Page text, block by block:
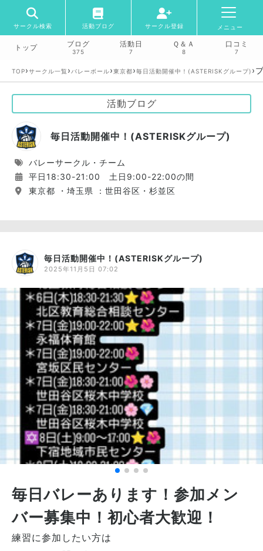
サークル検索 活動ブログ サークル登録 メニュー
トップ ブログ
375
活動日
7
Ｑ＆Ａ
8
口コミ
7
TOP›サークル一覧 › バレーボール›東京都›毎日活動開催中！(ASTERISKグループ) ›
活動ブログ
毎日活動開催中！(ASTERISKグループ)
バレーサークル・チーム
平日18:30-21:00 土日9:00-22:00の間
東京都 ・埼玉県 ：世田谷区・杉並区
毎日活動開催中！(ASTERISKグループ)
2025年11月5日 07:02
毎日バレーあります！参加メン
バー募集中！初心者大歓迎！
練習に参加したい方は